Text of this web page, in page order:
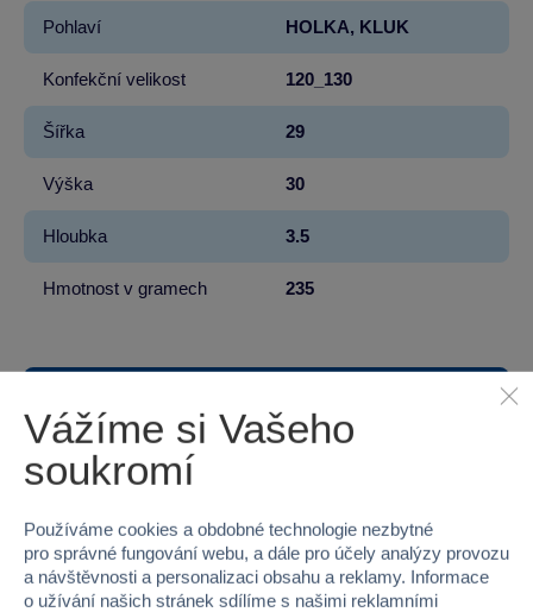
Pohlaví HOLKA, KLUK
Konfekční velikost 120_130
Šířka 29
Výška 30
Hloubka 3.5
Hmotnost v gramech 235
100 %
Vážíme si Vašeho
soukromí
Používáme cookies a obdobné technologie nezbytné
pro správné fungování webu, a dále pro účely analýzy provozu
a návštěvnosti a personalizaci obsahu a reklamy. Informace
o užívání našich stránek sdílíme s našimi reklamními